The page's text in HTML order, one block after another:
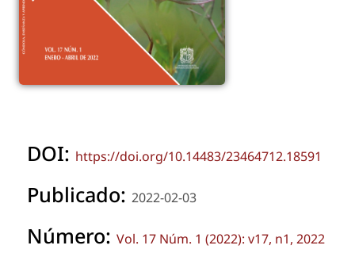
DOI: https://doi.org/10.14483/23464712.18591
Publicado: 2022-02-03
Número: Vol. 17 Núm. 1 (2022): v17, n1, 2022